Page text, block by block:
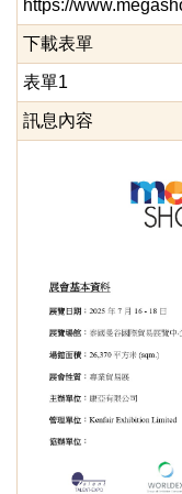
https://
下載表單
表單1
訊息內容